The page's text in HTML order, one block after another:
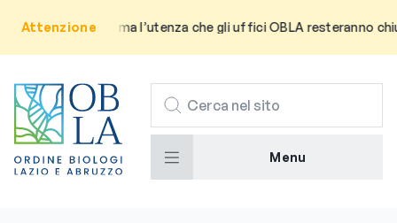
Attenzione
Si informa l’utenza che gli uffici OBLA resteranno chiusi
CERCA
Menu